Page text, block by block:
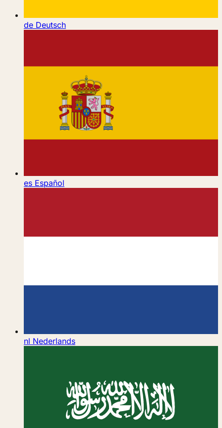
de Deutsch
es Español
nl Nederlands